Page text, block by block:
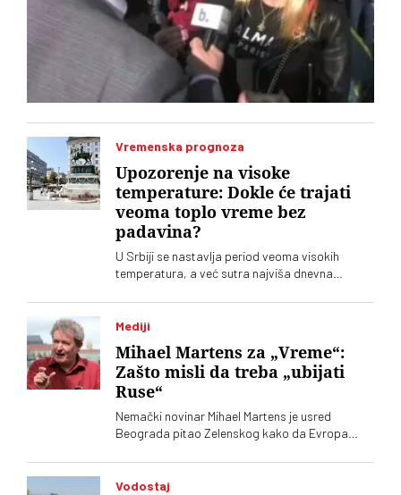
Vremenska prognoza
Upozorenje na visoke
temperature: Dokle će trajati
veoma toplo vreme bez
padavina?
U Srbiji se nastavlja period veoma visokih
temperatura, a već sutra najviša dnevna
stepeni. Kratkotrajno osveženje očekuje se od
srede, ali se velika vrućina vraća za vikend
Mediji
Mihael Martens za „Vreme“:
Zašto misli da treba „ubijati
Ruse“
Nemački novinar Mihael Martens je usred
Beograda pitao Zelenskog kako da Evropa
vojnika“. Od toga je ispao omanji skandal.
Martens sada za „Vreme“ kaže gde je pogrešio, a
Vodostaj